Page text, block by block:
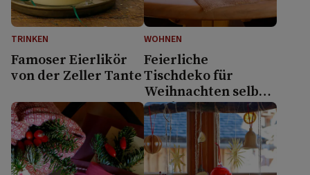
TRINKEN
Famoser Eierlikör
von der Zeller Tante
WOHNEN
Feierliche
Tischdeko für
Weihnachten selber
machen